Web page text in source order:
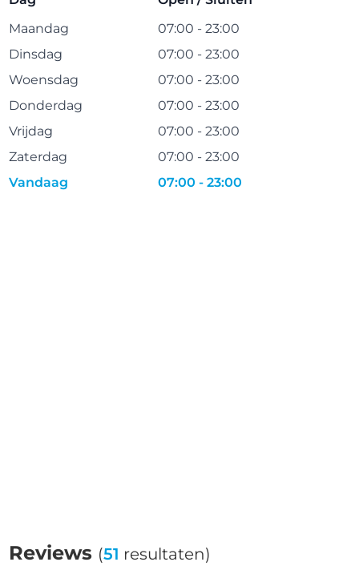
Maandag
07:00 - 23:00
Dinsdag
07:00 - 23:00
Woensdag
07:00 - 23:00
Donderdag
07:00 - 23:00
Vrijdag
07:00 - 23:00
Zaterdag
07:00 - 23:00
Vandaag
07:00 - 23:00
Reviews (51 resultaten)